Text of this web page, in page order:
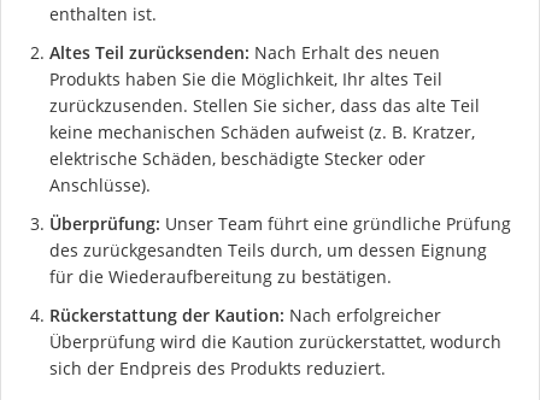
enthalten ist.
Altes Teil zurücksenden: Nach Erhalt des neuen
Produkts haben Sie die Möglichkeit, Ihr altes Teil
zurückzusenden. Stellen Sie sicher, dass das alte Teil
keine mechanischen Schäden aufweist (z. B. Kratzer,
elektrische Schäden, beschädigte Stecker oder
Anschlüsse).
Überprüfung: Unser Team führt eine gründliche Prüfung
des zurückgesandten Teils durch, um dessen Eignung
für die Wiederaufbereitung zu bestätigen.
Rückerstattung der Kaution: Nach erfolgreicher
Überprüfung wird die Kaution zurückerstattet, wodurch
sich der Endpreis des Produkts reduziert.